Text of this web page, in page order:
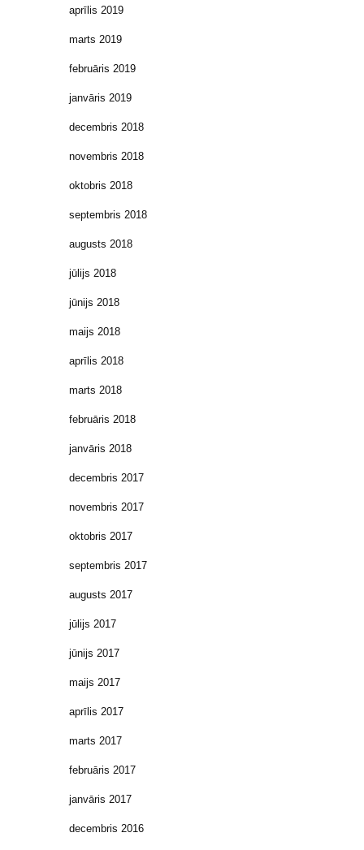
aprīlis 2019
marts 2019
februāris 2019
janvāris 2019
decembris 2018
novembris 2018
oktobris 2018
septembris 2018
augusts 2018
jūlijs 2018
jūnijs 2018
maijs 2018
aprīlis 2018
marts 2018
februāris 2018
janvāris 2018
decembris 2017
novembris 2017
oktobris 2017
septembris 2017
augusts 2017
jūlijs 2017
jūnijs 2017
maijs 2017
aprīlis 2017
marts 2017
februāris 2017
janvāris 2017
decembris 2016